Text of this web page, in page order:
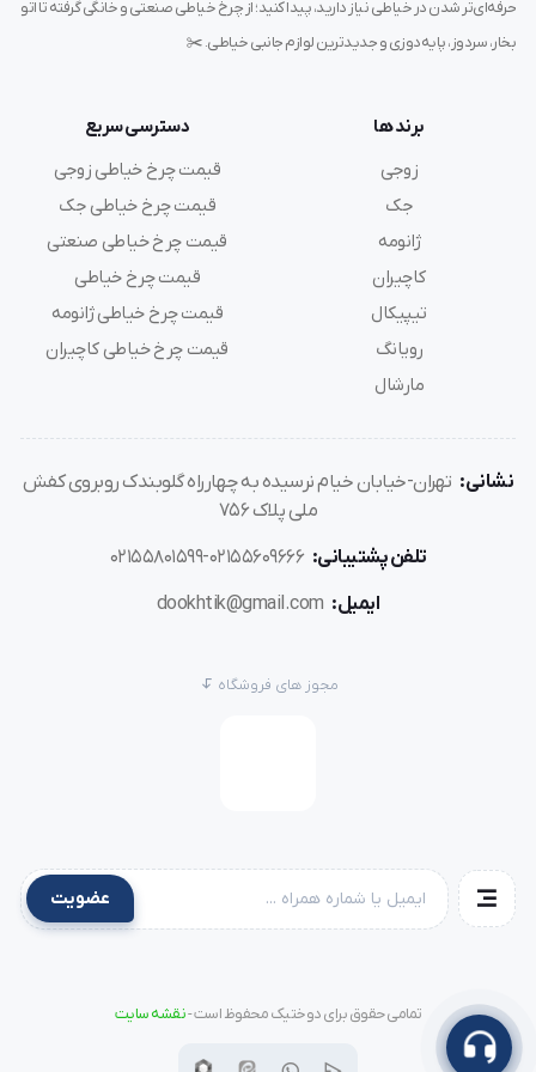
ویژگی‌های عملکردی
سازگار با سرووموتورهای کم‌صدا و کم‌مصرف
سیستم انتقال دقیق پارچه و کش
عملکرد پایدار در تولیدات تیراژ بالا
این مشخصات، VC008A-12064P را به گزینه‌ای ایده‌آل برای
کارخانه‌ها و تولیدی‌های بزرگ تبدیل می‌کند.
سیروبا
این دستگاه در بخش‌های مختلف صنعت پوشاک کاربرد دارد.
مناسب برای دوخت:
کش کمر شلوار ورزشی
دستگاه یک انتخاب حرفه‌ای است.
معمولی
حرفه‌ای‌تر شدن در خیاطی نیاز دارید، پیدا کنید؛ از چرخ خیاطی صنعتی و خانگی گرفته تا اتو
بخار، سردوز، پایه‌دوزی و جدیدترین لوازم جانبی خیاطی. ✂️
برند ها
زوجی
جک
ژانومه
کاچیران
تیپیکال
رویانگ
مارشال
دسترسی سریع
قیمت چرخ خیاطی زوجی
قیمت چرخ خیاطی جک
قیمت چرخ خیاطی صنعتی
قیمت چرخ خیاطی
قیمت چرخ خیاطی ژانومه
قیمت چرخ خیاطی کاچیران
نشانی: تهران-خیابان خیام نرسیده به چهارراه گلوبندک روبروی کفش
ملی پلاک 756
تلفن پشتیبانی: 02155609666-02155801599
ایمیل: dookhtik@gmail.com
مجوز های فروشگاه
عضویت
تمامی حقوق برای دوختیک محفوظ است -نقشه سایت